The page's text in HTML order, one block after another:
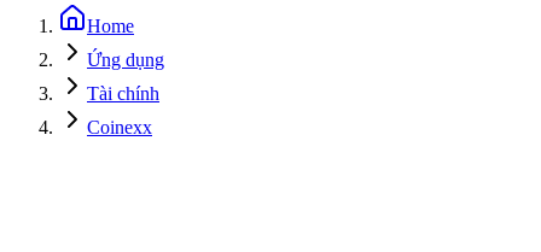
Home
Ứng dụng
Tài chính
Coinexx